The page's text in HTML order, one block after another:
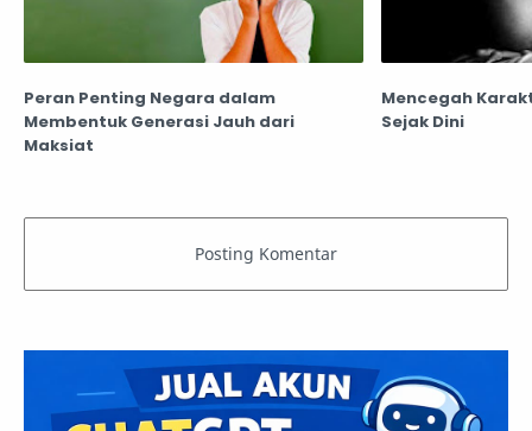
Peran Penting Negara dalam
Membentuk Generasi Jauh dari
Maksiat
Mencegah
Sejak Dini